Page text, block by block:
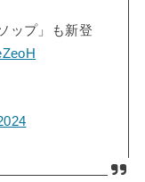
ップ」も新登